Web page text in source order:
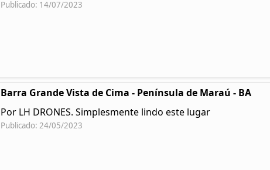
Publicado: 14/07/2023
Barra Grande Vista de Cima - Península de Maraú - BA
Por LH DRONES. Simplesmente lindo este lugar
Publicado: 24/05/2023